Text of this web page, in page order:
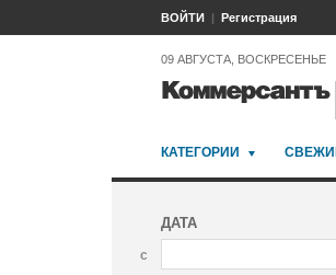
ВОЙТИ Регистрация
09 АВГУСТА, ВОСКРЕСЕНЬЕ
КАТЕГОРИИ
ДАТА
с